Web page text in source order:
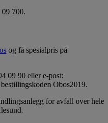
700.
og få spesialpris på
09 90 eller e-post:
Obos2019.
for avfall over hele